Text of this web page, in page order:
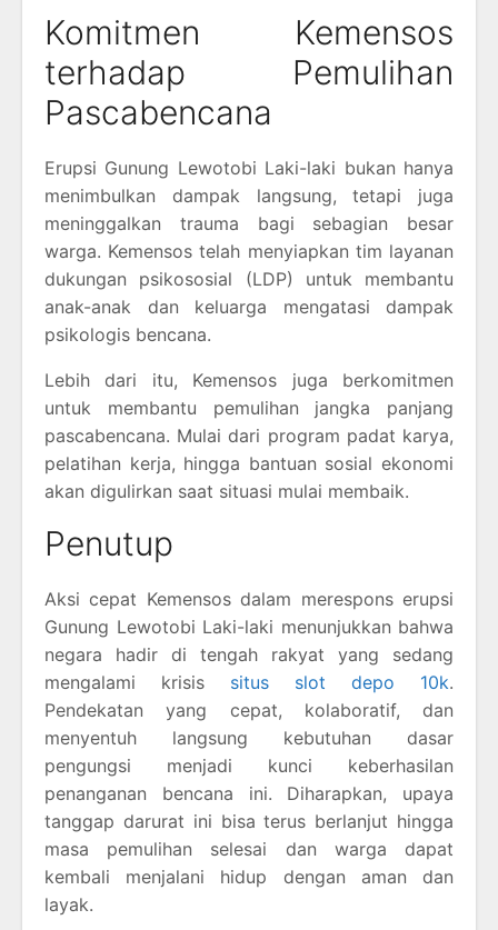
Komitmen Kemensos
terhadap Pemulihan
Pascabencana
Erupsi Gunung Lewotobi Laki-laki bukan hanya
menimbulkan dampak langsung, tetapi juga
meninggalkan trauma bagi sebagian besar
warga. Kemensos telah menyiapkan tim layanan
dukungan psikososial (LDP) untuk membantu
anak-anak dan keluarga mengatasi dampak
psikologis bencana.
Lebih dari itu, Kemensos juga berkomitmen
untuk membantu pemulihan jangka panjang
pascabencana. Mulai dari program padat karya,
pelatihan kerja, hingga bantuan sosial ekonomi
akan digulirkan saat situasi mulai membaik.
Penutup
Aksi cepat Kemensos dalam merespons erupsi
Gunung Lewotobi Laki-laki menunjukkan bahwa
negara hadir di tengah rakyat yang sedang
mengalami krisis situs slot depo 10k.
Pendekatan yang cepat, kolaboratif, dan
menyentuh langsung kebutuhan dasar
pengungsi menjadi kunci keberhasilan
penanganan bencana ini. Diharapkan, upaya
tanggap darurat ini bisa terus berlanjut hingga
masa pemulihan selesai dan warga dapat
kembali menjalani hidup dengan aman dan
layak.